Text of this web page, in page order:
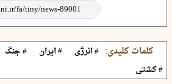
کلمات کلیدی: # انرژی # ایران # جنگ
# کشتی